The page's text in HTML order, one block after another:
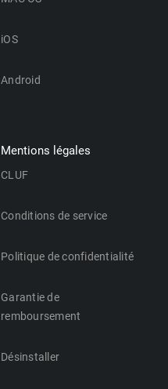
iOS
Android
Mentions légales
CLUF
Conditions de service
Politique de confidentialité
Garantie de
remboursement
Désinstaller